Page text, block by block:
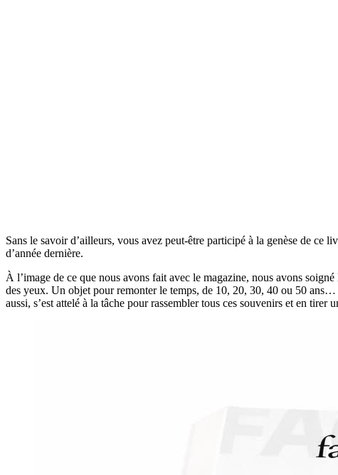
Sans le savoir d’ailleurs, vous avez peut-être participé à la genèse de ce
d’année dernière.
À l’image de ce que nous avons fait avec le magazine, nous avons
des yeux. Un objet pour remonter le temps, de 10, 20, 30, 40 ou 50
aussi, s’est attelé à la tâche pour rassembler tous ces souvenirs et en tirer